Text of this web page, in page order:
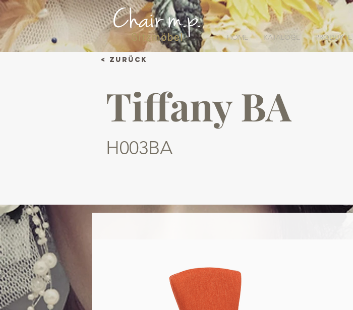
HOME KATALOGE PRODUKTE
< Zurück
Tiffany BA
H003BA